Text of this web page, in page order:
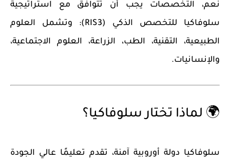
نعم، التخصصات يجب أن تتوافق مع استراتيجية
سلوفاكيا للتخصص الذكي (RIS3): وتشمل العلوم
الطبيعية، التقنية، الطب، الزراعة، العلوم الاجتماعية،
والإنسانيات.
🌍 لماذا تختار سلوفاكيا؟
سلوفاكيا دولة أوروبية آمنة، تقدم تعليمًا عالي الجودة